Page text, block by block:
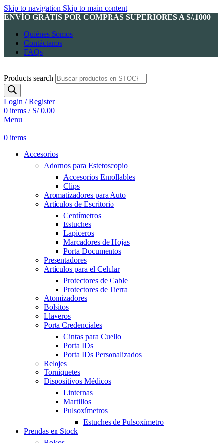
Skip to navigation Skip to main content
ENVÍO GRATIS POR COMPRAS SUPERIORES A S/.1000
Quiénes Somos
Contáctanos
FAQs
Products search
Login / Register
0 items / S/0.00
Menu
0 items
Accesorios
Adornos para Estetoscopio
Accesorios Enrollables
Clips
Aromatizadores para Auto
Artículos de Escritorio
Centímetros
Estuches
Lapiceros
Marcadores de Hojas
Porta Documentos
Presentadores
Artículos para el Celular
Protectores de Cable
Protectores de Tierra
Atomizadores
Bolsitos
Llaveros
Porta Credenciales
Cintas para Cuello
Porta IDs
Porta IDs Personalizados
Relojes
Torniquetes
Dispositivos Médicos
Linternas
Martillos
Pulsoxímetros
Estuches de Pulsoxímetro
Prendas en Stock